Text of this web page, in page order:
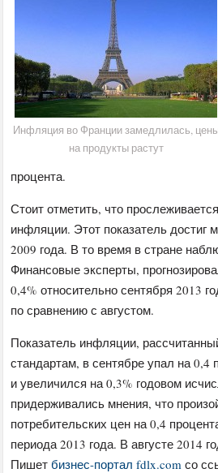
Инфляция во Франции замедлилась,
на продукты растут
процента.
Стоит отметить, что
инфляции. Этот показатель достиг
2009 года. В то время в стране
Финансовые эксперты,
0,4% относительно сентября 2013
по сравнению с августом.
Показатель инфляции,
стандартам, в сентябре упал на 0,4
и увеличился на 0,3% годовом
придерживались мнения, что
потребительских цен на 0,4
периода 2013 года. В августе 2014
Пишетбизнес-портал fdlx.com со